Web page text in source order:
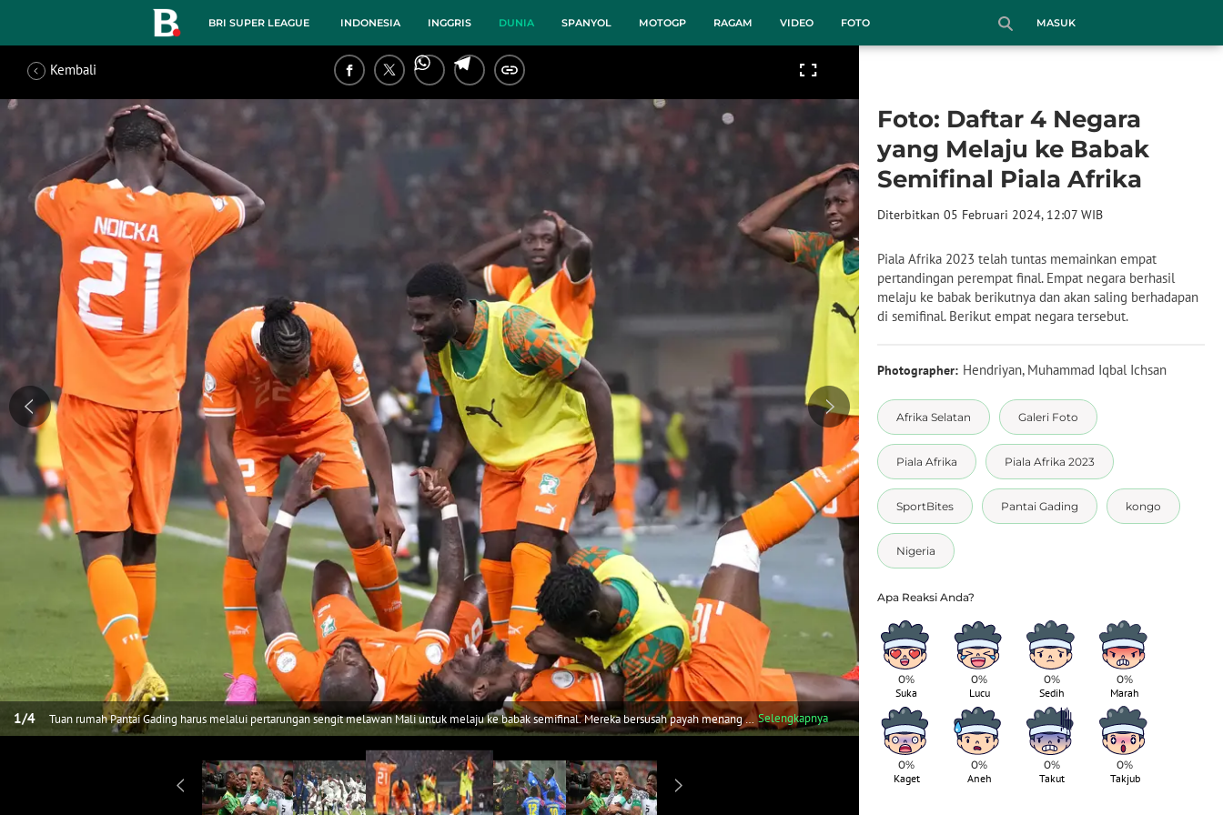
BRI SUPER LEAGUE INDONESIA INGGRIS DUNIA SPANYOL MOTOGP RAGAM VIDEO FOTO MASUK
1/4
Tuan rumah Pantai Gading harus melalui pertarungan sengit melawan Mali untuk melaju ke babak semifinal. Mereka bersusah payah menang 2-
1 hingga babak extra time. (AP Photo/Sunday Alamba)
Selengkapnya /4
Republik Demokratik Kongo melaju ke semifinal dengan
Photo/Themba Hadebe)
Foto: Daftar 4 Negara
yang Melaju ke Babak
Semifinal Piala Afrika
Diterbitkan 05 Februari 2024, 12:07 WIB
Piala Afrika 2023 telah tuntas memainkan empat
pertandingan perempat final. Empat negara berhasil
melaju ke babak berikutnya dan akan saling berhadapan
di semifinal. Berikut empat negara tersebut.
Photographer: Hendriyan, Muhammad Iqbal Ichsan
Afrika Selatan Galeri Foto
Piala Afrika Piala Afrika 2023
SportBites Pantai Gading kongo
Nigeria
0%
Suka
0%
Lucu
0%
Sedih
0%
Marah
0%
Kaget
0%
Aneh
0%
Takut
0%
Takjub